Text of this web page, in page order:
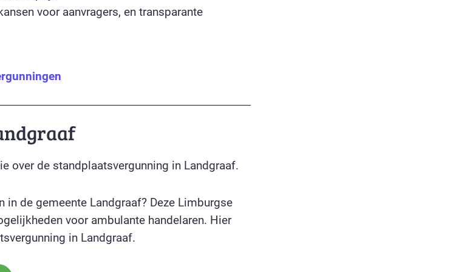
voor aanvragers, en transparante
over de standplaatsvergunning in Landgraaf.
in de gemeente Landgraaf? Deze Limburgse
voor ambulante handelaren. Hier
in Landgraaf.